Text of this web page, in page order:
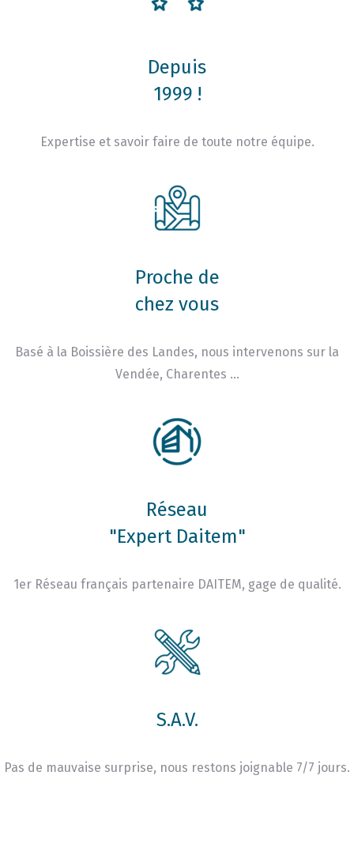
Depuis
1999 !
Expertise et savoir faire de toute notre équipe.
Proche de
chez vous
Basé à la Boissière des Landes, nous intervenons sur la
Vendée, Charentes …
Réseau
"Expert Daitem"
1er Réseau français partenaire DAITEM, gage de qualité.
S.A.V.
Pas de mauvaise surprise, nous restons joignable 7/7 jours.